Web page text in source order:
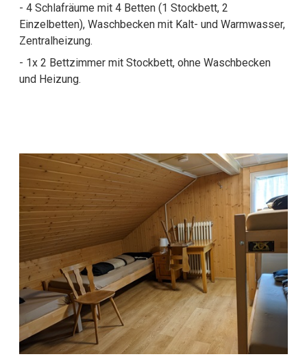
- 4 Schlafräume mit 4 Betten (1 Stockbett, 2
Einzelbetten), Waschbecken mit Kalt- und Warmwasser,
Zentralheizung.
- 1x 2 Bettzimmer mit Stockbett, ohne Waschbecken
und Heizung.